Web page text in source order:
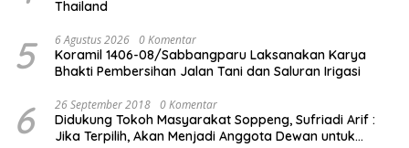
Thailand
5 6 Agustus 2026 0 Komentar
Koramil 1406-08/Sabbangparu Laksanakan Karya
Bhakti Pembersihan Jalan Tani dan Saluran Irigasi
6 26 September 2018 0 Komentar
Didukung Tokoh Masyarakat Soppeng, Sufriadi Arif :
Jika Terpilih, Akan Menjadi Anggota Dewan untuk